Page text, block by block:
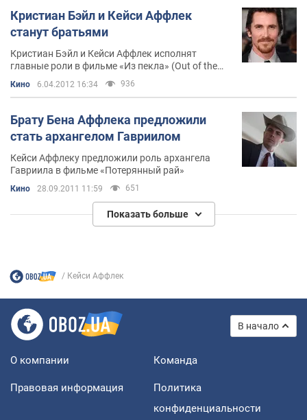
Кристиан Бэйл и Кейси Аффлек
станут братьями
Кристиан Бэйл и Кейси Аффлек исполнят
главные роли в фильме «Из пекла» (Out of the
Кино 6.04.2012 16:34 936
Брату Бена Аффлека предложили
стать архангелом Гавриилом
Кейси Аффлеку предложили роль архангела
Гавриила в фильме «Потерянный рай»
Кино 28.09.2011 11:59 651
Показать больше
Кейси Аффлек
В начало
О компании Команда
Правовая информация
Политика
конфиденциальности